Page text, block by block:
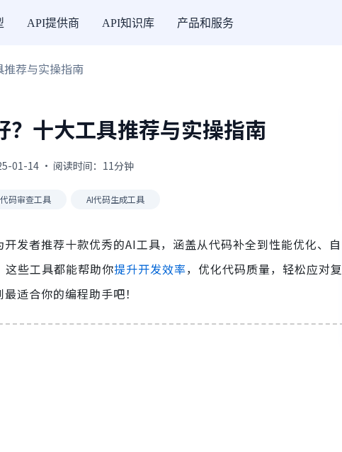
API提供商 API知识库 产品和服务
推荐与实操指南
？十大工具推荐与实操指南
01-14 · 阅读时间：11分钟
码审查工具 AI代码生成工具
者推荐十款优秀的AI工具，涵盖从代码补全到性能优化、自
些工具都能帮助你提升开发效率，优化代码质量，轻松应对复
适合你的编程助手吧！